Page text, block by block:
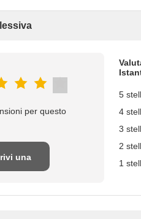
per questo
una
5
4
3
2
1